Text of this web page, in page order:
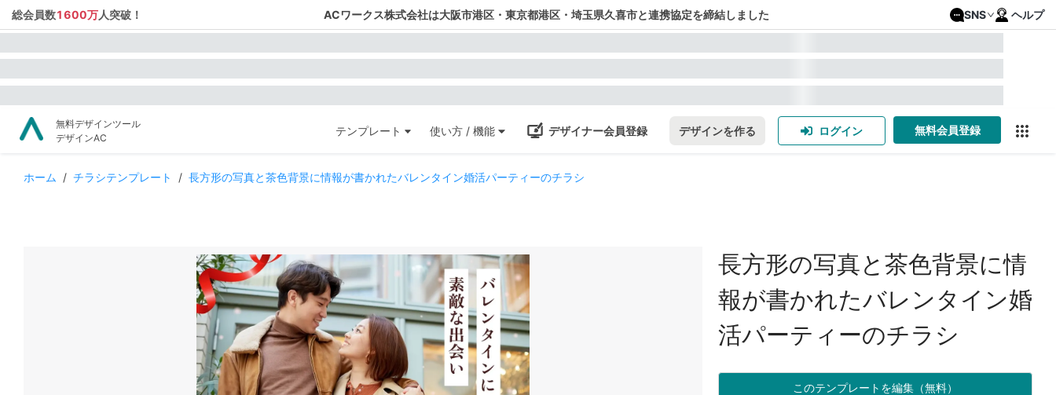
総会員数1600万人突破！ ACワークス株式会社は大阪市港区・東京都港区・埼玉県久喜市と連携協定を締結しました SNS ヘルプ
無料デザインツール
デザインAC
テンプレート 使い方 / 機能 デザイナー会員登録 デザインを作る ログイン 無料会員登録
ホーム / チラシテンプレート / 長方形の写真と茶色背景に情報が書かれたバレンタイン婚活パーティーのチラシ
長方形の写真と茶色背景に情
報が書かれたバレンタイン婚
活パーティーのチラシ
このテンプレートを編集（無料）